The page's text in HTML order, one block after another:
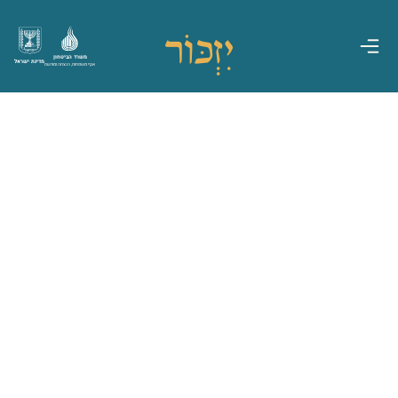
מדינת ישראל
משרד הביטחון
אגף משפחות, הנצחה ומורשת